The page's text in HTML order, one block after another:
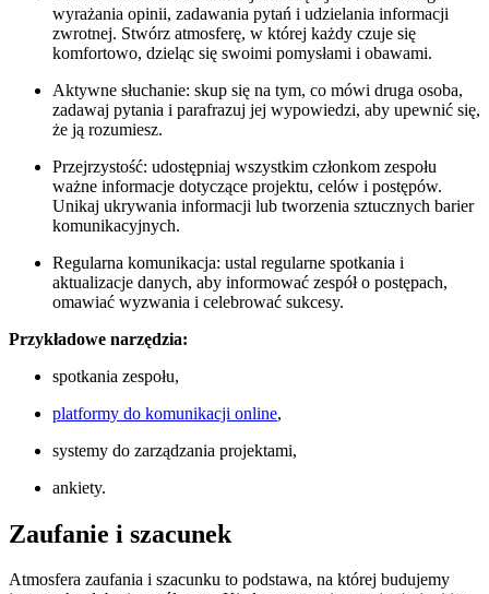
wyrażania opinii, zadawania pytań i udzielania informacji
zwrotnej. Stwórz atmosferę, w której każdy czuje się
komfortowo, dzieląc się swoimi pomysłami i obawami.
Aktywne słuchanie: skup się na tym, co mówi druga osoba,
zadawaj pytania i parafrazuj jej wypowiedzi, aby upewnić się,
że ją rozumiesz.
Przejrzystość: udostępniaj wszystkim członkom zespołu
ważne informacje dotyczące projektu, celów i postępów.
Unikaj ukrywania informacji lub tworzenia sztucznych barier
komunikacyjnych.
Regularna komunikacja: ustal regularne spotkania i
aktualizacje danych, aby informować zespół o postępach,
omawiać wyzwania i celebrować sukcesy.
Przykładowe narzędzia:
spotkania zespołu,
platformy do komunikacji online,
systemy do zarządzania projektami,
ankiety.
Zaufanie i szacunek
Atmosfera zaufania i szacunku to podstawa, na której budujemy